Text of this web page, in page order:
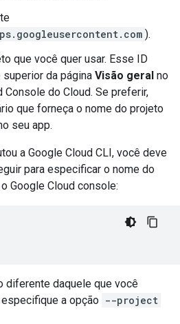
).
que você quer usar. Esse ID
da página Visão geral no
Console do Cloud. Se preferir,
que forneça o nome do projeto
seu app.
a Google Cloud CLI, você deve
para especificar o nome do
Google Cloud console:
diferente daquele que você
a opção --project